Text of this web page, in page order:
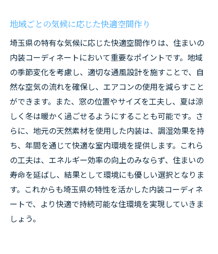
地域ごとの気候に応じた快適空間作り
埼玉県の特有な気候に応じた快適空間作りは、住まいの
内装コーディネートにおいて重要なポイントです。地域
の季節変化を考慮し、適切な通風設計を施すことで、自
然な空気の流れを確保し、エアコンの使用を減らすこと
ができます。また、窓の位置やサイズを工夫し、夏は涼
しく冬は暖かく過ごせるようにすることも可能です。さ
らに、地元の天然素材を使用した内装は、調湿効果を持
ち、年間を通じて快適な室内環境を提供します。これら
の工夫は、エネルギー効率の向上のみならず、住まいの
寿命を延ばし、結果として環境にも優しい選択となりま
す。これからも埼玉県の特性を活かした内装コーディネ
ートで、より快適で持続可能な住環境を実現していきま
しょう。